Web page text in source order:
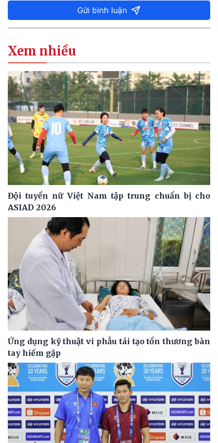
Gửi bình luận
Xem nhiều
Đội tuyển nữ Việt Nam tập trung chuẩn bị cho
ASIAD 2026
Ứng dụng kỹ thuật vi phẫu tái tạo tổn thương bàn
tay hiếm gặp